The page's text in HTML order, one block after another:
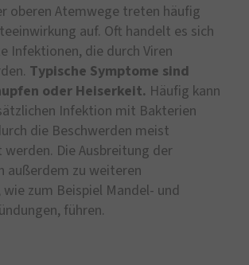
oberen Atemwege treten häufig
auf. Oft handelt es sich
Infektionen, die durch Viren
Typische Symptome sind
oder Heiserkeit. Häufig kann
Infektion mit Bakterien
die Beschwerden meist
Die Ausbreitung der
außerdem zu weiteren
wie zum Beispiel Mandel- und
führen.